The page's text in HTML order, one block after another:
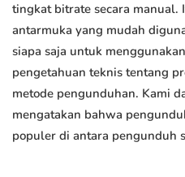
tingkat bitrate secara
antarmuka yang mudah
siapa saja untuk
pengetahuan teknis tentang
metode pengunduhan. Kami
mengatakan bahwa
populer di antara pengunduh